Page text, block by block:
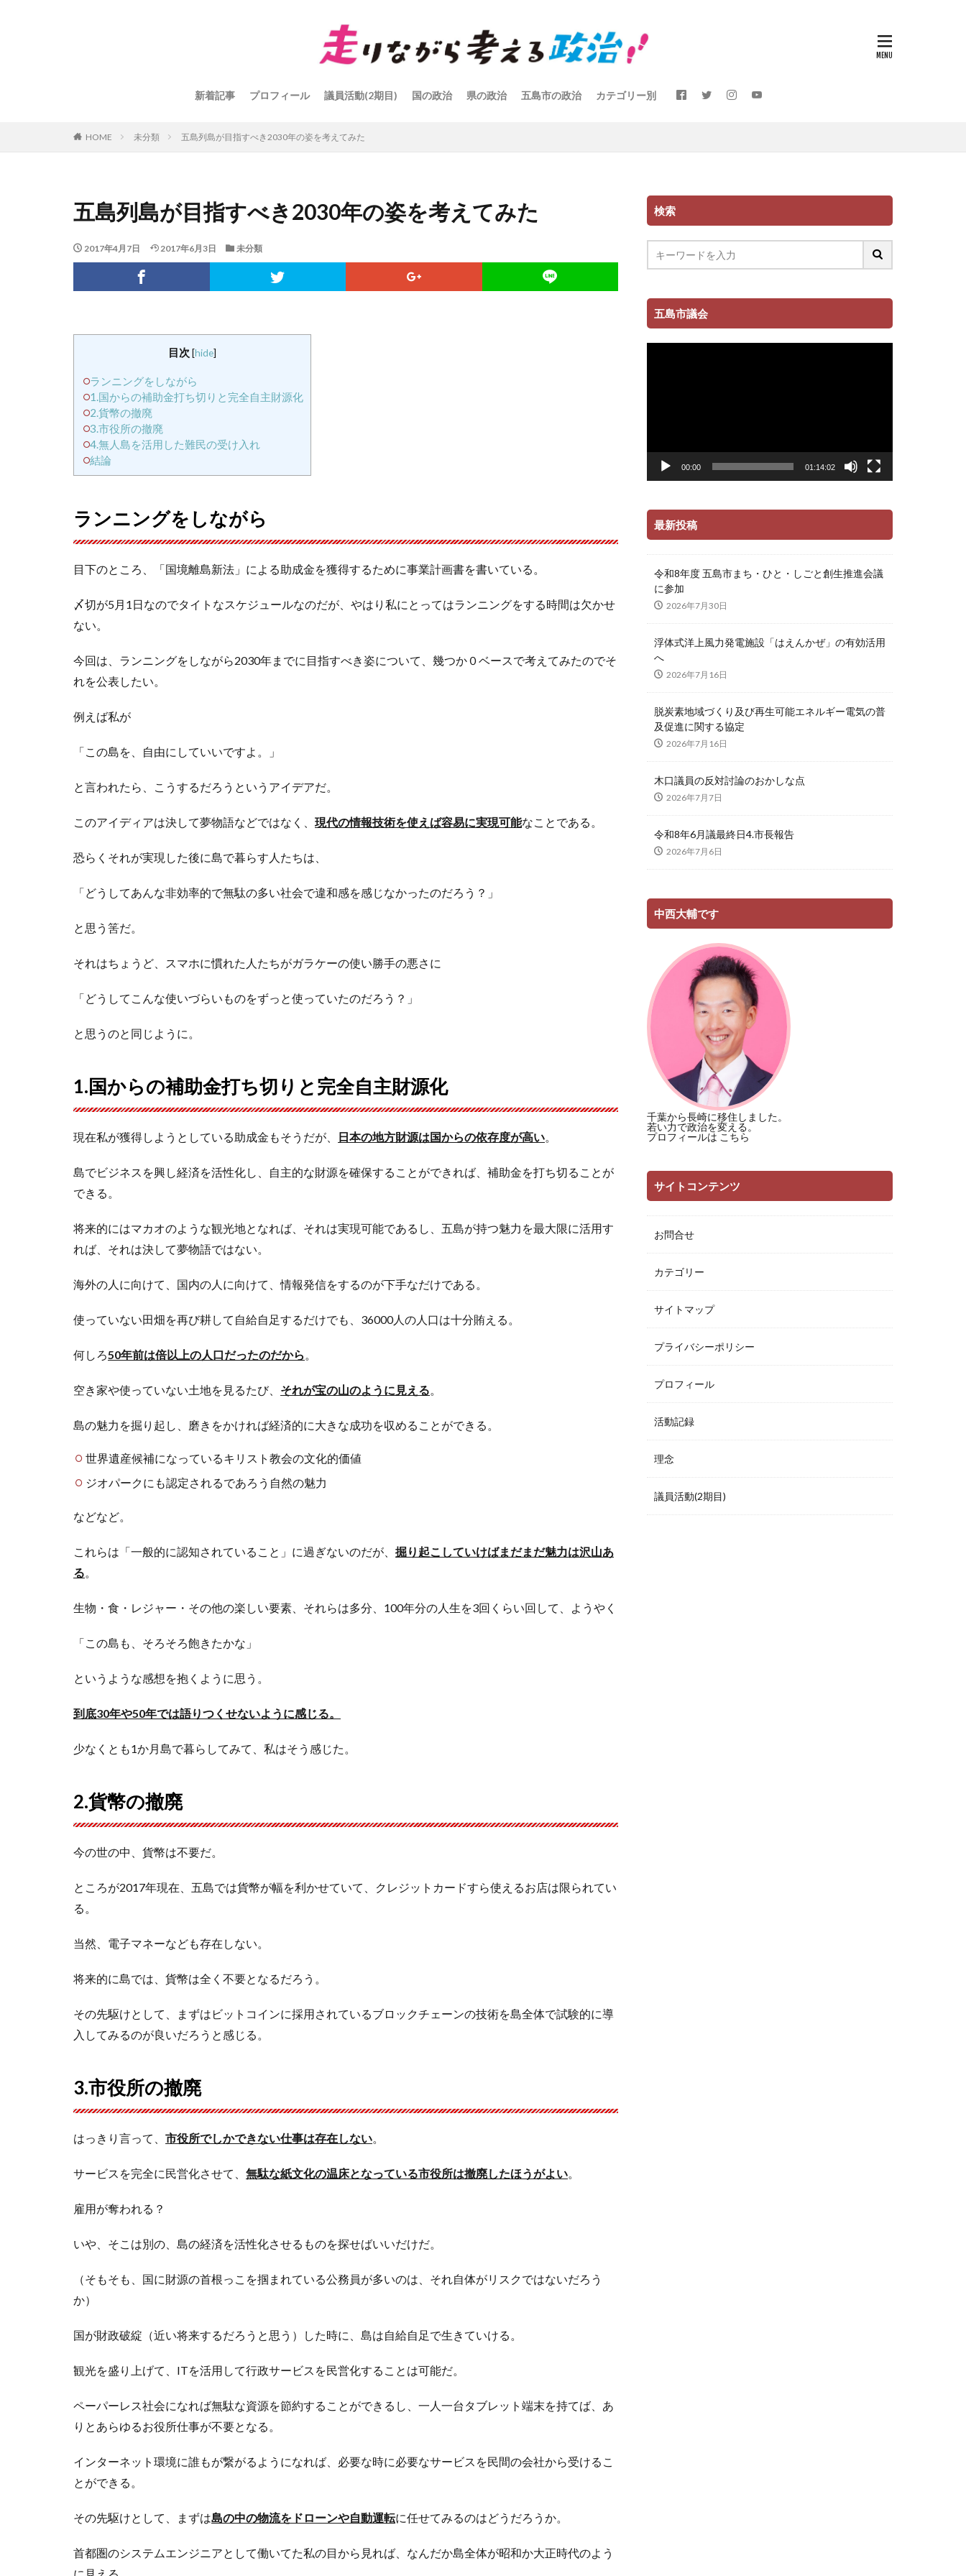
新着記事 プロフィール 議員活動(2期目) 国の政治 県の政治 五島市の政治 カテゴリー別
HOME 未分類 五島列島が目指すべき2030年の姿を考えてみた
五島列島が目指すべき2030年の姿を考えてみた
2017年4月7日 2017年6月3日 未分類
目次 [hide]
ランニングをしながら
1.国からの補助金打ち切りと完全自主財源化
2.貨幣の撤廃
3.市役所の撤廃
4.無人島を活用した難民の受け入れ
結論
ランニングをしながら
目下のところ、「国境離島新法」による助成金を獲得するために事業計画書を書いている。
〆切が5月1日なのでタイトなスケジュールなのだが、やはり私にとってはランニングをする時間は欠かせ
ない。
今回は、ランニングをしながら2030年までに目指すべき姿について、幾つか０ベースで考えてみたのでそ
れを公表したい。
例えば私が
「この島を、自由にしていいですよ。」
と言われたら、こうするだろうというアイデアだ。
このアイディアは決して夢物語などではなく、 現代の情報技術を使えば容易に実現可能なことである。
恐らくそれが実現した後に島で暮らす人たちは、
「どうしてあんな非効率的で無駄の多い社会で違和感を感じなかったのだろう？」
と思う筈だ。
それはちょうど、スマホに慣れた人たちがガラケーの使い勝手の悪さに
「どうしてこんな使いづらいものをずっと使っていたのだろう？」
と思うのと同じように。
1.国からの補助金打ち切りと完全自主財源化
現在私が獲得しようとしている助成金もそうだが、 日本の地方財源は国からの依存度が高い。
島でビジネスを興し経済を活性化し、自主的な財源を確保することができれば、補助金を打ち切ることが
できる。
将来的にはマカオのような観光地となれば、それは実現可能であるし、五島が持つ魅力を最大限に活用す
れば、それは決して夢物語ではない。
海外の人に向けて、国内の人に向けて、情報発信をするのが下手なだけである。
使っていない田畑を再び耕して自給自足するだけでも、36000人の人口は十分賄える。
何しろ50年前は倍以上の人口だったのだから 。
空き家や使っていない土地を見るたび、 それが宝の山のように見える。
島の魅力を掘り起し、磨きをかければ経済的に大きな成功を収めることができる。
世界遺産候補になっているキリスト教会の文化的価値
ジオパークにも認定されるであろう自然の魅力
などなど。
これらは「一般的に認知されていること」に過ぎないのだが、 掘り起こしていけばまだまだ魅力は沢山あ
る。
生物・食・レジャー・その他の楽しい要素、それらは多分、100年分の人生を3回くらい回して、ようやく
「この島も、そろそろ飽きたかな」
というような感想を抱くように思う。
到底30年や50年では語りつくせないように感じる。
少なくとも1か月島で暮らしてみて、私はそう感じた。
2.貨幣の撤廃
今の世の中、貨幣は不要だ。
ところが2017年現在、五島では貨幣が幅を利かせていて、クレジットカードすら使えるお店は限られてい
る。
当然、電子マネーなども存在しない。
将来的に島では、貨幣は全く不要となるだろう。
その先駆けとして、まずはビットコインに採用されているブロックチェーンの技術を島全体で試験的に導
入してみるのが良いだろうと感じる。
3.市役所の撤廃
はっきり言って、 市役所でしかできない仕事は存在しない。
サービスを完全に民営化させて、 無駄な紙文化の温床となっている市役所は撤廃したほうがよい。
雇用が奪われる？
いや、そこは別の、島の経済を活性化させるものを探せばいいだけだ。
（そもそも、国に財源の首根っこを掴まれている公務員が多いのは、それ自体がリスクではないだろう
か）
国が財政破綻（近い将来するだろうと思う）した時に、島は自給自足で生きていける。
観光を盛り上げて、ITを活用して行政サービスを民営化することは可能だ。
ペーパーレス社会になれば無駄な資源を節約することができるし、一人一台タブレット端末を持てば、あ
りとあらゆるお役所仕事が不要となる。
インターネット環境に誰もが繋がるようになれば、必要な時に必要なサービスを民間の会社から受けるこ
とができる。
その先駆けとして、まずは島の中の物流をドローンや自動運転に任せてみるのはどうだろうか。
首都圏のシステムエンジニアとして働いてた私の目から見れば、なんだか島全体が昭和か大正時代のよう
検索
五島市議会
動
00:00 01:14:02
最新投稿
令和8年度 五島市まち・ひと・しごと創生推進会議
に参加
2026年7月30日
浮体式洋上風力発電施設「はえんかぜ」の有効活用
へ
2026年7月16日
脱炭素地域づくり及び再生可能エネルギー電気の普
及促進に関する協定
2026年7月16日
木口議員の反対討論のおかしな点
2026年7月7日
令和8年6月議最終日4.市長報告
2026年7月6日
中西大輔です
千葉から長崎に移住しました。
若い力で政治を変える。
プロフィールは こちら
サイトコンテンツ
お問合せ
カテゴリー
サイトマップ
プライバシーポリシー
プロフィール
活動記録
理念
議員活動(2期目)